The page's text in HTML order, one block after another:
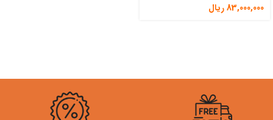
83,000,000ریال